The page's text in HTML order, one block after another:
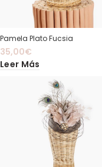
Pamela Plato Fucsia
35,00€
Leer Más